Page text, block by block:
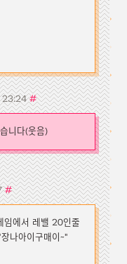
23:24#
니다(웃음)
#
임에서 레밸 20인줄
나아이구매이~"